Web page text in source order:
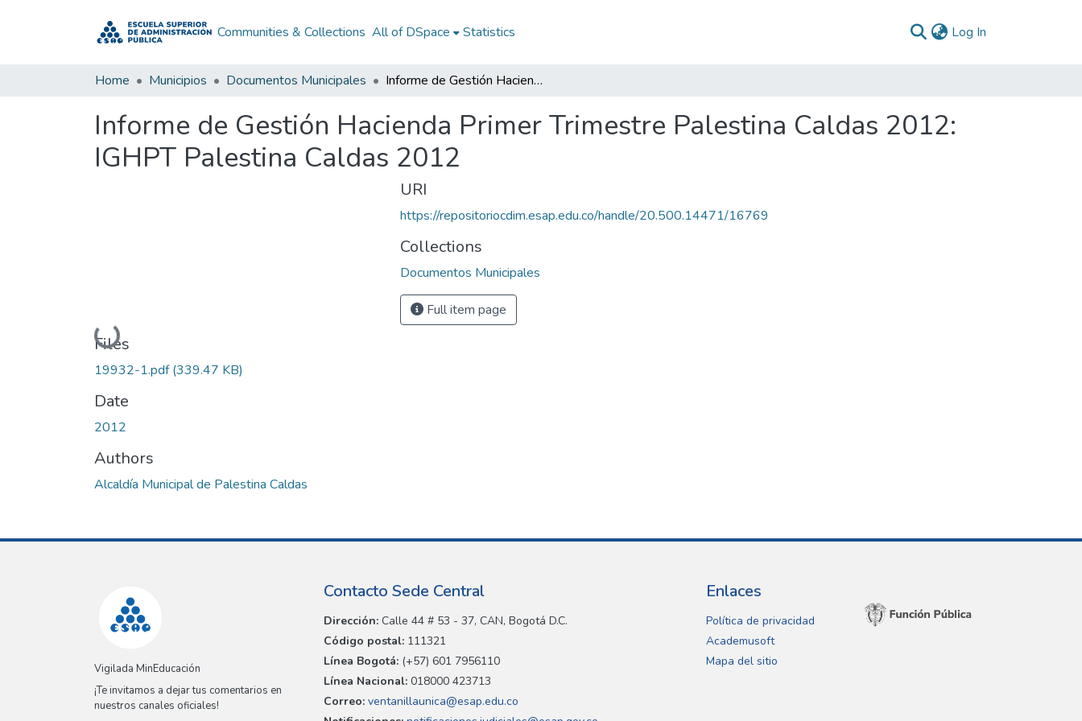
Communities & Collections All of DSpace Statistics Log In
Home Municipios Documentos Municipales Informe de Gestión Hacienda Primer Trimestre Palestina Caldas 2012: IGHPT Palestina Caldas 2012
Informe de Gestión Hacienda Primer Trimestre Palestina Caldas 2012:
IGHPT Palestina Caldas 2012
Loading...
Files
19932-1.pdf(339.47 KB)
Date
2012
Authors
Alcaldía Municipal de Palestina Caldas
URI
https://repositoriocdim.esap.edu.co/handle/20.500.14471/16769
Collections
Documentos Municipales
Full item page
Vigilada MinEducación
¡Te invitamos a dejar tus comentarios en
nuestros canales oficiales!
Contacto Sede Central
Dirección: Calle 44 # 53 - 37, CAN, Bogotá D.C.
Código postal: 111321
Línea Bogotá: (+57) 601 7956110
Línea Nacional: 018000 423713
Correo: ventanillaunica@esap.edu.co
Enlaces
Política de privacidad
Academusoft
Mapa del sitio